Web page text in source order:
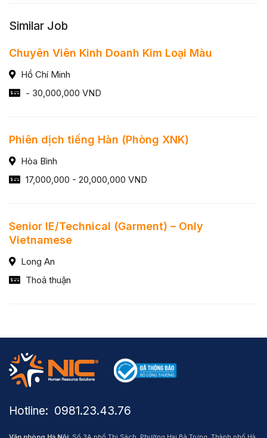
Similar Job
Chuyên Viên Kinh Doanh Kim Loại Màu
Hồ Chí Minh
- 30,000,000 VND
Phiên dịch tiếng Hàn (Phòng XNK)
Hòa Bình
17,000,000 - 20,000,000 VND
Senior IE/Technical (Garment) – Only
Vietnamese
Long An
Thoả thuận
Hotline: ​ 0981.23.43.76